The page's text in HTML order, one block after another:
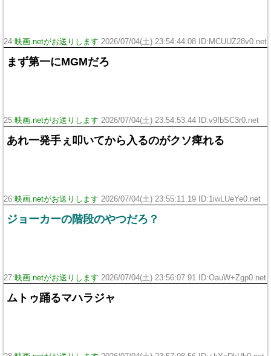
24:映画.netがお送りします 2026/07/04(土) 23:54:44.08 ID:MCUUZ28v0.net
まず第一にMGMだろ
25:映画.netがお送りします 2026/07/04(土) 23:54:53.44 ID:v9fbSC3r0.net
あれ一発手ぇ叩いてから入るのがクソ痺れる
26:映画.netがお送りします 2026/07/04(土) 23:55:11.19 ID:1iwLUeYe0.net
ジョーカーの階段のやつだろ？
27:映画.netがお送りします 2026/07/04(土) 23:56:07.91 ID:OauW+Zgp0.net
ムトゥ踊るマハラジャ